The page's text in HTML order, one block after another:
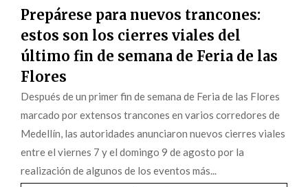
Prepárese para nuevos trancones:
estos son los cierres viales del
último fin de semana de Feria de las
Flores
Después de un primer fin de semana de Feria de las Flores
marcado por extensos trancones en varios corredores de
Medellín, las autoridades anunciaron nuevos cierres viales
entre el viernes 7 y el domingo 9 de agosto por la
realización de algunos de los eventos más...